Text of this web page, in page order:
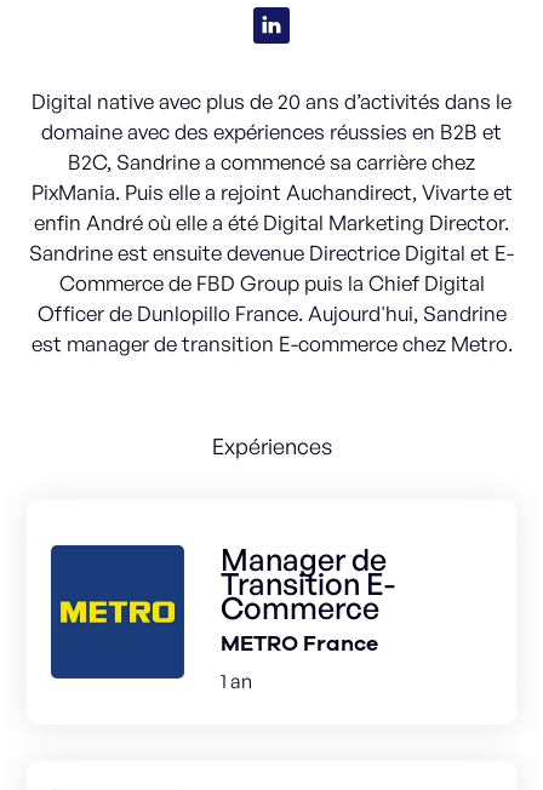
Digital native avec plus de 20 ans d’activités dans le
domaine avec des expériences réussies en B2B et
B2C, Sandrine a commencé sa carrière chez
PixMania. Puis elle a rejoint Auchandirect, Vivarte et
enfin André où elle a été Digital Marketing Director.
Sandrine est ensuite devenue Directrice Digital et E-
Commerce de FBD Group puis la Chief Digital
Officer de Dunlopillo France. Aujourd'hui, Sandrine
est manager de transition E-commerce chez Metro.
Expériences
Manager de
Transition E-
Commerce
METRO France
1 an